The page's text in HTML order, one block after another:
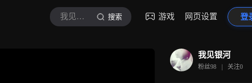
我见银河 搜索 游戏 网页设置 登
我见银河
粉丝98 | 关注0